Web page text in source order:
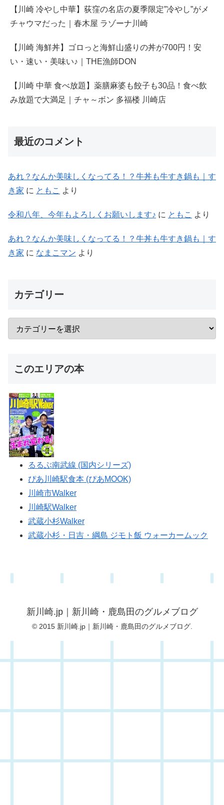
【川崎 冷やし中華】荻窪の名店の夏季限定”冷やし”がメ
チャウマだった｜春木屋 ラゾーナ川崎
【川崎 海鮮丼】ゴロっと海鮮山盛りの丼が700円！安
い・速い・美味い♪｜THE漁師DON
【川崎 中華 食べ放題】薬膳麻婆も餃子も30品！食べ飲
み放題で大満足｜チャ～ボン 多福楼 川崎店
最近のコメント
あれ？なんか美味しくなってる！？牛丼も牛すき鍋も｜す
き家 に ともこ より
令和八年、今年もよろしくお願いします♪ に ともこ より
あれ？なんか美味しくなってる！？牛丼も牛すき鍋も｜す
き家 に なまこマン より
カテゴリー
このエリアの本
るるぶ南武線 (国内シリーズ)
ぴあ川崎駅食本 (ぴあMOOK)
川崎市Walker
川崎駅Walker
武蔵小杉Walker
武蔵小杉・日吉・綱島 ジモト飯 ウォーカームック
新川崎.jp｜新川崎・鹿島田のグルメブログ
© 2015 新川崎.jp｜新川崎・鹿島田のグルメブログ.